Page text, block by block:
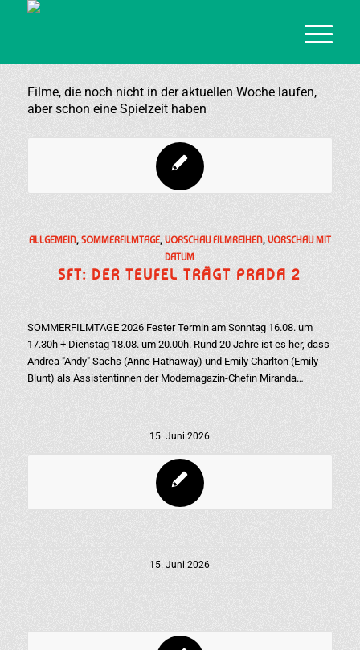
Filme, die noch nicht in der aktuellen Woche laufen,
aber schon eine Spielzeit haben
ALLGEMEIN, SOMMERFILMTAGE, VORSCHAU FILMREIHEN, VORSCHAU MIT
DATUM
SFT: DER TEUFEL TRÄGT PRADA 2
SOMMERFILMTAGE 2026 Fester Termin am Sonntag 16.08. um
17.30h + Dienstag 18.08. um 20.00h. Rund 20 Jahre ist es her, dass
Andrea "Andy" Sachs (Anne Hathaway) und Emily Charlton (Emily
Blunt) als Assistentinnen der Modemagazin-Chefin Miranda…
15. Juni 2026
15. Juni 2026